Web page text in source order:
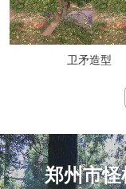
卫矛造型
郑州市怪